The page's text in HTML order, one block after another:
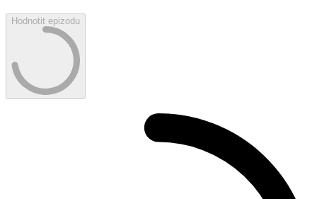
Hodnotit epizodu